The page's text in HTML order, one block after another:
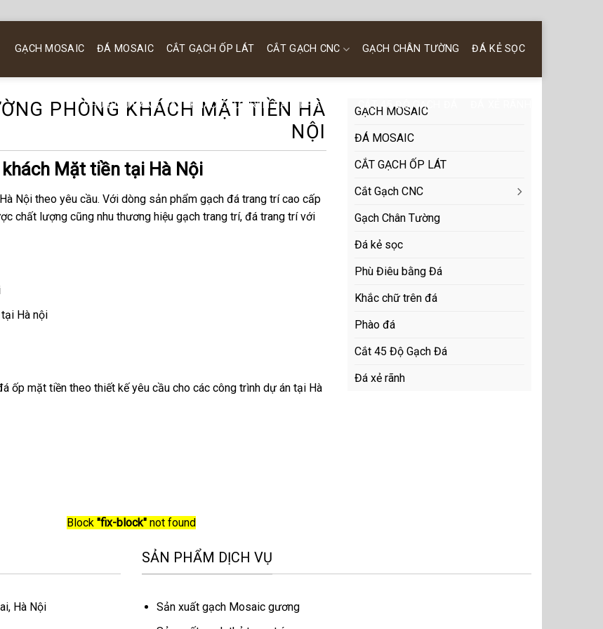
GẠCH MOSAIC ĐÁ MOSAIC CẮT GẠCH ỐP LÁT CẮT GẠCH CNC GẠCH CHÂN TƯỜNG ĐÁ KẺ SỌC
PHÙ ĐIÊU BẰNG ĐÁ KHẮC CHỮ TRÊN ĐÁ PHÀO ĐÁ CẮT 45 ĐỘ GẠCH ĐÁ
PHÒNG KHÁCH MẶT TIỀN HÀ
NỘI
Mặt tiền tại Hà Nội
Nội theo yêu cầu. Với dòng sản phẩm gạch đá trang trí cao cấp
chất lượng cũng nhu thương hiệu gạch trang trí, đá trang trí với
Hà nội
ốp mặt tiền theo thiết kế yêu cầu cho các công trình dự án tại Hà
GẠCH MOSAIC
ĐÁ MOSAIC
CẮT GẠCH ỐP LÁT
Cắt Gạch CNC
Gạch Chân Tường
Đá kẻ sọc
Phù Điêu bằng Đá
Khắc chữ trên đá
Phào đá
Cắt 45 Độ Gạch Đá
Đá xẻ rãnh
Block "fix-block" not found
Hà Nội
SẢN PHẨM DỊCH VỤ
Sản xuất gạch Mosaic gương